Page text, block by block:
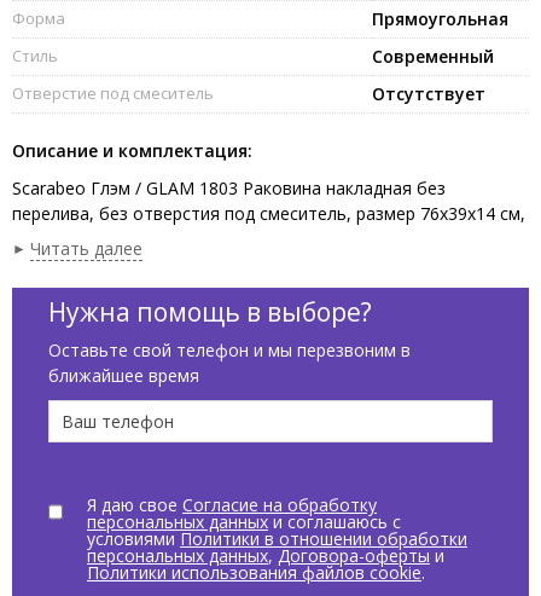
Форма Прямоугольная
Стиль Современный
Отверстие под смеситель Отсутствует
Описание и комплектация:
Scarabeo Глэм / GLAM 1803 Раковина накладная без
перелива, без отверстия под смеситель, размер 76х39х14 см,
цвет Ardesia. Рекомендуется для установки на столешницу.
Представленная модель раковины существует в различных
цветовых решениях.
Читать далее
Нужна помощь в выборе?
Оставьте свой телефон и мы перезвоним в
ближайшее время
Я даю свое Согласие на обработку
персональных данныхи соглашаюсь с
условиямиПолитики в отношении обработки
персональных данных,Договора-офертыи
Политики использования файлов cookie.